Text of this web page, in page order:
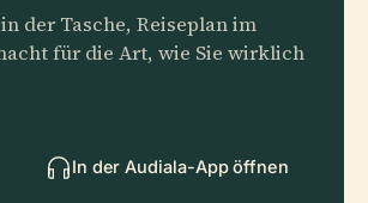
der Tasche, Reiseplan im
für die Art, wie Sie wirklich
In der Audiala-App öffnen